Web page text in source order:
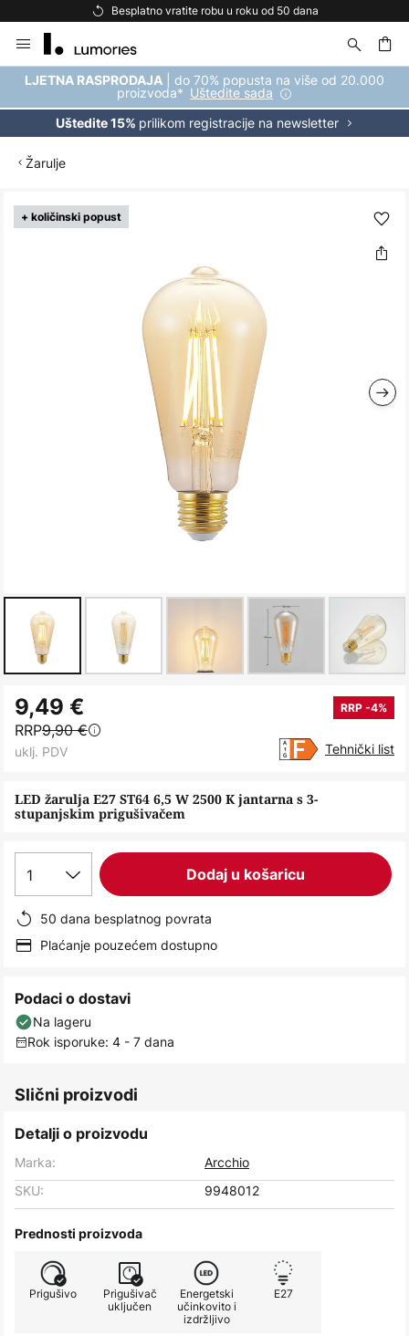
Besplatno vratite robu u roku od 50 dana
to
Content
LJETNA RASPRODAJA | do 70% popusta na više od 20.000
proizvoda* Uštedite sada
Uštedite 15% prilikom registracije na newsletter
Žarulje
+ količinski popust
Skip
to
to
the
beginning
the
images
gallery
LED žarulja E27 ST64 6,5 W 2500 K jantarna s 3-
stupanjskim prigušivačem
9,49 € RRP -4%
RRP9,90 €
uklj. PDV Tehnički list
1 Dodaj u košaricu
50 dana besplatnog povrata
Plaćanje pouzećem dostupno
Podaci o dostavi
Na lageru
Rok isporuke: 4 - 7 dana
Slični proizvodi
Detalji o proizvodu
Marka:
Arcchio
SKU:
9948012
Prednosti proizvoda
Prigušivo
Prigušivač
uključen
Energetski
učinkovito i
izdržljivo
E27